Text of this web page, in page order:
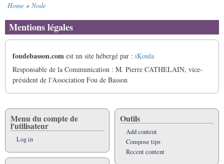
Home Node
Mentions légales
foudebasson.com est un site hébergé par : iKoula
Responsable de la Communication : M. Pierre CATHELAIN, vice-
président de l'Association Fou de Basson
Menu du compte de
l'utilisateur
Log in
Outils
Add content
Compose tips
Recent content